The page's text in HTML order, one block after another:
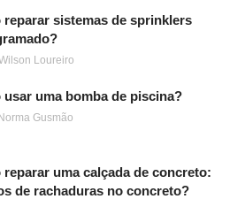
reparar sistemas de sprinklers
Loureiro
usar uma bomba de piscina?
Gusmão
reparar uma calçada de concreto:
de rachaduras no concreto?